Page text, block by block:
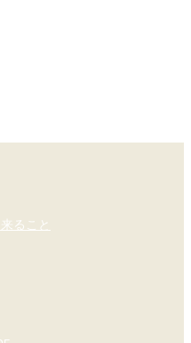
ること